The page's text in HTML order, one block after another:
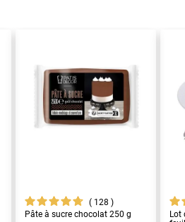
128
Pâte à sucre chocolat 250 g
Lot